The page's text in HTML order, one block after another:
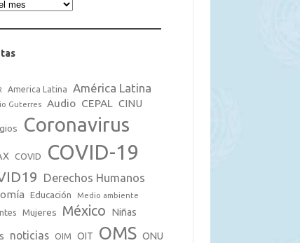
America Latina América Latina
Guterres Audio CEPAL CINU
Coronavirus
COVID COVID-19
Derechos Humanos
Educación Medio ambiente
Mujeres México Niñas
noticias OIM OIT OMS ONU